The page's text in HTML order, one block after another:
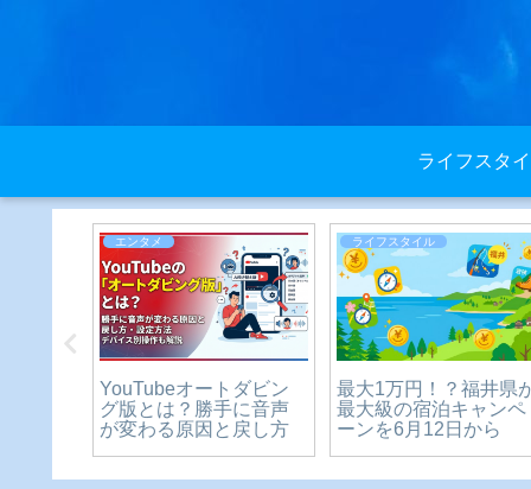
ライフスタ
エンタメ
YouTubeオートダビン
グ版とは？勝手に音声
が変わる原因と戻し方
ライフスタイル
最大1万円！？福井県
最大級の宿泊キャンペ
ーンを6月12日から